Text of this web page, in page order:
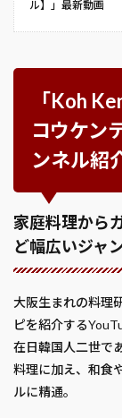
ル】」最新動画
「Koh
コウケン
ンネル紹
家庭料理から
ど幅広いジャ
大阪生まれの料理
ピを紹介する
在日韓国人二世で
料理に加え、和食
ルに精通。